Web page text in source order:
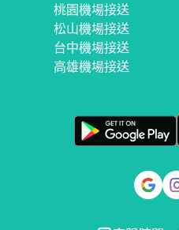
桃園機場接送
松山機場接送
台中機場接送
高雄機場接送